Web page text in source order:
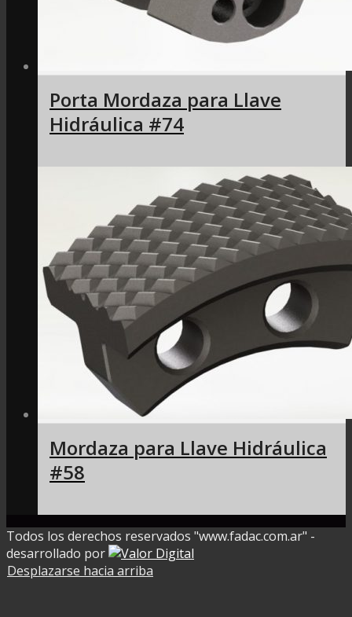
Porta Mordaza para Llave
Hidráulica #74
Mordaza para Llave Hidráulica
#58
Todos los derechos reservados "www.fadac.com.ar" -
desarrollado por
Desplazarse hacia arriba